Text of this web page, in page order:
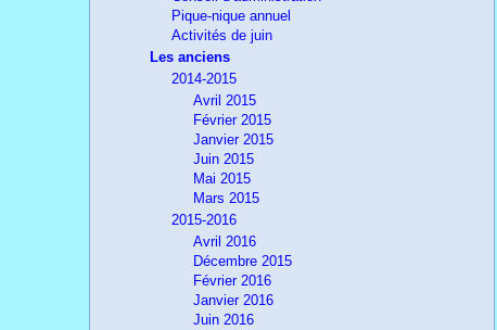
Pique-nique annuel
Activités de juin
Les anciens
2014-2015
Avril 2015
Février 2015
Janvier 2015
Juin 2015
Mai 2015
Mars 2015
2015-2016
Avril 2016
Décembre 2015
Février 2016
Janvier 2016
Juin 2016